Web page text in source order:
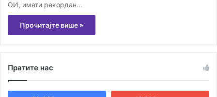
ОИ, имати рекордан…
Прочитајте више »
Пратите нас